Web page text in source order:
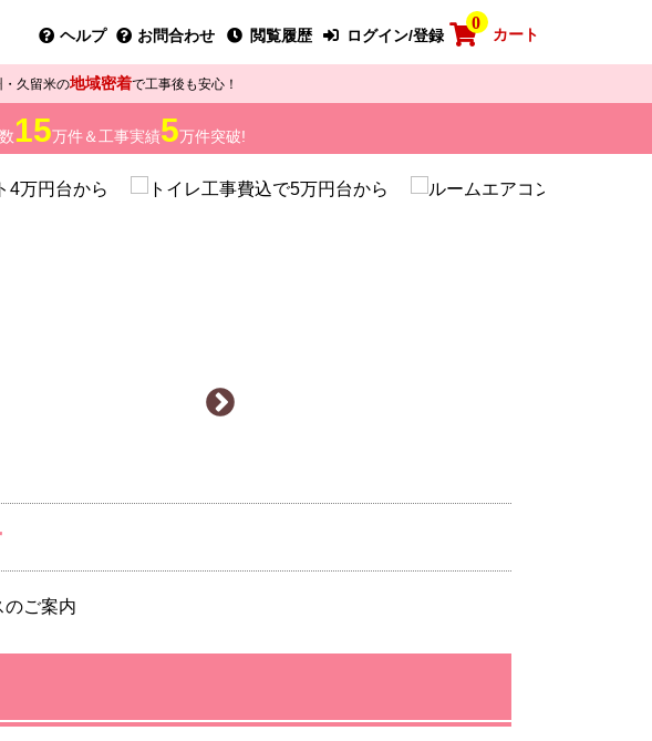
ヘルプ お問合わせ 閲覧履歴 ログイン/登録
0
カート
久留米の地域密着で工事後も安心！
15万件＆工事実績5万件突破!
のご案内